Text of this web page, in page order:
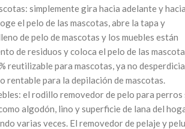
simplemente gira hacia adelante y hacia
el pelo de las mascotas, abre la tapa y
de pelo de mascotas y los muebles están
de residuos y coloca el pelo de las
reutilizable para mascotas, ya no desperdicia
rentable para la depilación de mascotas.
el rodillo removedor de pelo para perros
algodón, lino y superficie de lana del
varias veces. El removedor de pelaje y